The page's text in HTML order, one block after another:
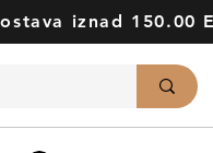
iznad 150.00